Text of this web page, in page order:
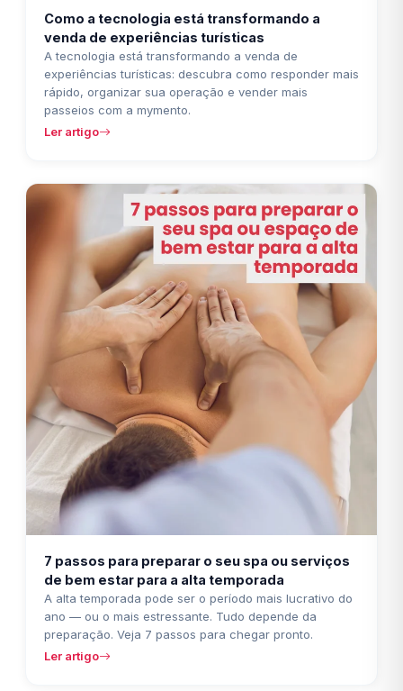
Como a tecnologia está transformando a
venda de experiências turísticas
A tecnologia está transformando a venda de
experiências turísticas: descubra como responder mais
rápido, organizar sua operação e vender mais
passeios com a mymento.
Ler artigo
7 passos para preparar o seu spa ou serviços
de bem estar para a alta temporada
A alta temporada pode ser o período mais lucrativo do
ano — ou o mais estressante. Tudo depende da
preparação. Veja 7 passos para chegar pronto.
Ler artigo